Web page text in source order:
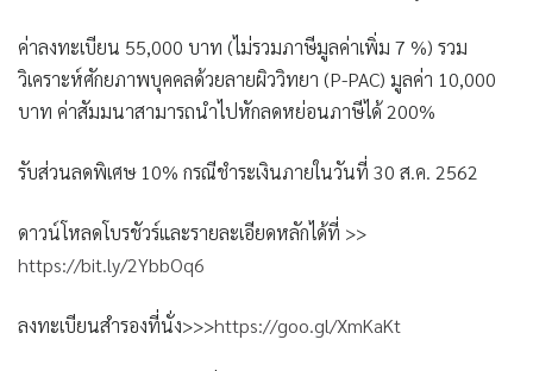
ค่าลงทะเบียน 55,000 บาท (ไม่รวมภาษีมูลค่าเพิ่ม 7 %) รวม
วิเคราะห์ศักยภาพบุคคลด้วยลายผิววิทยา (P-PAC) มูลค่า 10,000
บาท ค่าสัมมนาสามารถนำไปหักลดหย่อนภาษีได้ 200%
รับส่วนลดพิเศษ 10% กรณีชำระเงินภายในวันที่ 30 ส.ค. 2562
ดาวน์โหลดโบรชัวร์และรายละเอียดหลักได้ที่ >>
https://bit.ly/2YbbOq6
ลงทะเบียนสำรองที่นั่ง>>>https://goo.gl/XmKaKt